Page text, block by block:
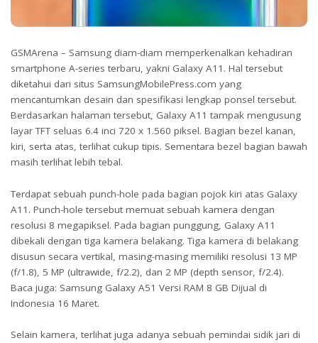
GSMArena – Samsung diam-diam memperkenalkan kehadiran
smartphone A-series terbaru, yakni Galaxy A11. Hal tersebut
diketahui dari situs SamsungMobilePress.com yang
mencantumkan desain dan spesifikasi lengkap ponsel tersebut.
Berdasarkan halaman tersebut, Galaxy A11 tampak mengusung
layar TFT seluas 6.4 inci 720 x 1.560 piksel. Bagian bezel kanan,
kiri, serta atas, terlihat cukup tipis. Sementara bezel bagian bawah
masih terlihat lebih tebal.
Terdapat sebuah punch-hole pada bagian pojok kiri atas Galaxy
A11. Punch-hole tersebut memuat sebuah kamera dengan
resolusi 8 megapiksel. Pada bagian punggung, Galaxy A11
dibekali dengan tiga kamera belakang. Tiga kamera di belakang
disusun secara vertikal, masing-masing memiliki resolusi 13 MP
(f/1.8), 5 MP (ultrawide, f/2.2), dan 2 MP (depth sensor, f/2.4).
Baca juga: Samsung Galaxy A51 Versi RAM 8 GB Dijual di
Indonesia 16 Maret.
Selain kamera, terlihat juga adanya sebuah pemindai sidik jari di